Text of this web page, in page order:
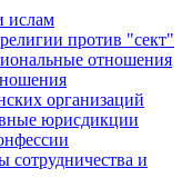
ислам
против "сект"
отношения
организаций
юрисдикции
сотрудничества и